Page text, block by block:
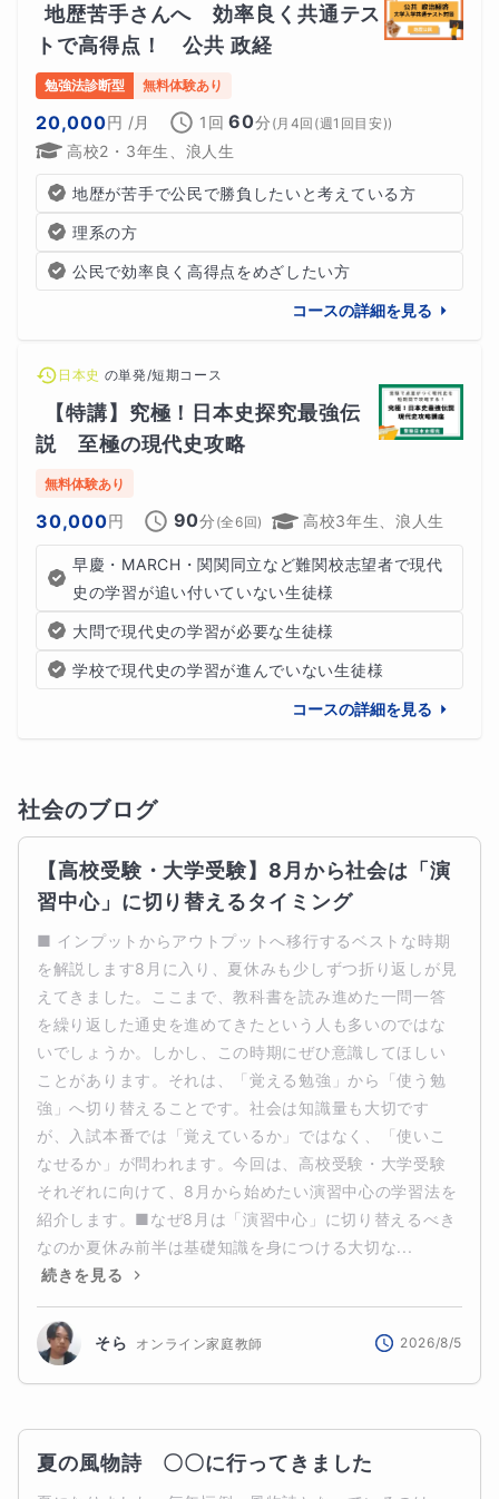
地歴苦手さんへ　効率良く共通テス
トで高得点！　公共 政経
勉強法診断型 無料体験あり
20,000円 /月 1回 60分 ( 月4回(週1回目安))
高校2・3年生、浪人生
地歴が苦手で公民で勝負したいと考えている方
理系の方
公民で効率良く高得点をめざしたい方
コースの詳細を見る
日本史 の単発/短期コース
【特講】究極！日本史探究最強伝
説　至極の現代史攻略
無料体験あり
30,000円 90分 (全6回) 高校3年生、浪人生
早慶・MARCH・関関同立など難関校志望者で現代
史の学習が追い付いていない生徒様
大問で現代史の学習が必要な生徒様
学校で現代史の学習が進んでいない生徒様
コースの詳細を見る
社会のブログ
【高校受験・大学受験】8月から社会は「演
習中心」に切り替えるタイミング
■ インプットからアウトプットへ移行するベストな時期
を解説します8月に入り、夏休みも少しずつ折り返しが見
えてきました。ここまで、教科書を読み進めた一問一答
を繰り返した通史を進めてきたという人も多いのではな
いでしょうか。しかし、この時期にぜひ意識してほしい
ことがあります。それは、「覚える勉強」から「使う勉
強」へ切り替えることです。社会は知識量も大切です
が、入試本番では「覚えているか」ではなく、「使いこ
なせるか」が問われます。今回は、高校受験・大学受験
それぞれに向けて、8月から始めたい演習中心の学習法を
紹介します。■なぜ8月は「演習中心」に切り替えるべき
なのか夏休み前半は基礎知識を身につける大切な...
続きを見る
そら オンライン家庭教師 2026/8/5
夏の風物詩　〇〇に行ってきました